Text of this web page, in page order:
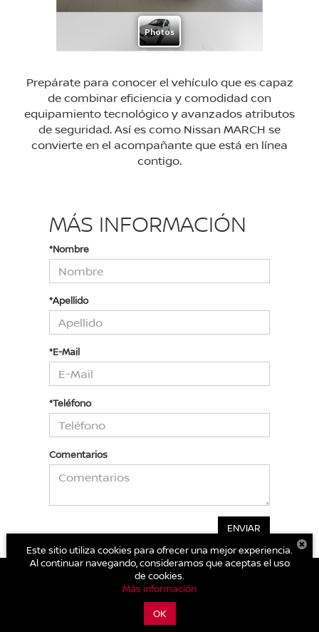
Prepárate para conocer el vehículo que es capaz
de combinar eficiencia y comodidad con
equipamiento tecnológico y avanzados atributos
de seguridad. Así es como Nissan MARCH se
convierte en el acompañante que está en línea
contigo.
MÁS INFORMACIÓN
*Nombre
*Apellido
*E-Mail
*Teléfono
Comentarios
México51200
Aviso de Privacidad|
Este sitio utiliza cookies para ofrecer una mejor experiencia.
Al continuar navegando, consideramos que aceptas el uso
de cookies.
Más información
OK